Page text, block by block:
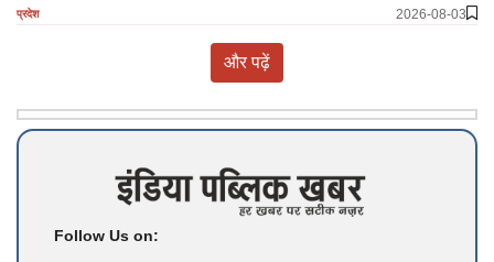
प्रदेश 2026-08-03
और पढ़ें
Follow Us on: